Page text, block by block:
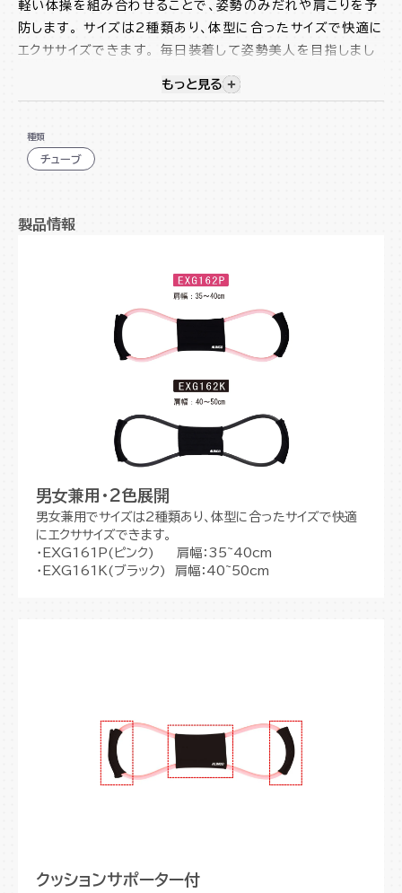
軽い体操を組み合わせることで、姿勢のみだれや肩こりを予
防します。 サイズは2種類あり、体型に合ったサイズで快適に
エクササイズできます。 毎日装着して姿勢美人を目指しまし
軽い体操と組み合わせて肩こりの予防にも
男女兼用・2色展開
軽量・コンパクト
サポーター部分は洗濯可能
視覚的に非表示のコンテンツを
もっと見る
種類
チューブ
製品情報
男女兼用・2色展開
男女兼用でサイズは2種類あり、体型に合ったサイズで快適
にエクササイズできます。
・EXG161P(ピンク) 肩幅：35~40cm
・EXG161K(ブラック) 肩幅：40~50cm
クッションサポーター付